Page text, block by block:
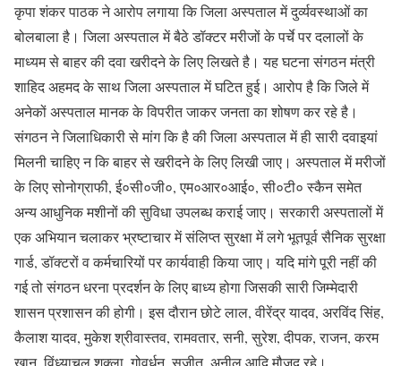
कृपा शंकर पाठक ने आरोप लगाया कि जिला अस्पताल में दुर्व्यवस्थाओं का
बोलबाला है। जिला अस्पताल में बैठे डॉक्टर मरीजों के पर्चे पर दलालों के
माध्यम से बाहर की दवा खरीदने के लिए लिखते है। यह घटना संगठन मंत्री
शाहिद अहमद के साथ जिला अस्पताल में घटित हुई। आरोप है कि जिले में
अनेकों अस्पताल मानक के विपरीत जाकर जनता का शोषण कर रहे है।
संगठन ने जिलाधिकारी से मांग कि है की जिला अस्पताल में ही सारी दवाइयां
मिलनी चाहिए न कि बाहर से खरीदने के लिए लिखी जाए। अस्पताल में मरीजों
के लिए सोनोग्राफी, ई०सी०जी०, एम०आर०आई०, सी०टी० स्कैन समेत
अन्य आधुनिक मशीनों की सुविधा उपलब्ध कराई जाए। सरकारी अस्पतालों में
एक अभियान चलाकर भ्रष्टाचार में संलिप्त सुरक्षा में लगे भूतपूर्व सैनिक सुरक्षा
गार्ड, डॉक्टरों व कर्मचारियों पर कार्यवाही किया जाए। यदि मांगे पूरी नहीं की
गई तो संगठन धरना प्रदर्शन के लिए बाध्य होगा जिसकी सारी जिम्मेदारी
शासन प्रशासन की होगी। इस दौरान छोटे लाल, वीरेंद्र यादव, अरविंद सिंह,
कैलाश यादव, मुकेश श्रीवास्तव, रामवतार, सनी, सुरेश, दीपक, राजन, करम
खान, विंध्याचल शुक्ला, गोवर्धन, सुजीत, अनील आदि मौजूद रहे।